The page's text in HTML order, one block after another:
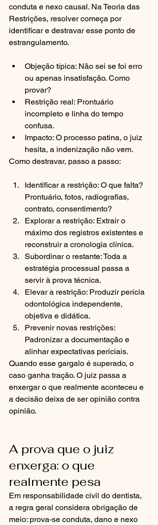
conduta e nexo causal. Na Teoria das
Restrições, resolver começa por
identificar e destravar esse ponto de
estrangulamento.
Objeção típica: Não sei se foi erro
ou apenas insatisfação. Como
provar?
Restrição real: Prontuário
incompleto e linha do tempo
confusa.
Impacto: O processo patina, o juiz
hesita, a indenização não vem.
Como destravar, passo a passo:
Identificar a restrição: O que falta?
Prontuário, fotos, radiografias,
contrato, consentimento?
Explorar a restrição: Extrair o
máximo dos registros existentes e
reconstruir a cronologia clínica.
Subordinar o restante: Toda a
estratégia processual passa a
servir à prova técnica.
Elevar a restrição: Produzir perícia
odontológica independente,
objetiva e didática.
Prevenir novas restrições:
Padronizar a documentação e
alinhar expectativas periciais.
Quando esse gargalo é superado, o
caso ganha tração. O juiz passa a
enxergar o que realmente aconteceu e
a decisão deixa de ser opinião contra
opinião.
A prova que o juiz
enxerga: o que
realmente pesa
Em responsabilidade civil do dentista,
a regra geral considera obrigação de
meio: prova-se conduta, dano e nexo